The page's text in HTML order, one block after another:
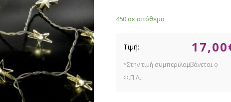
450 σε απόθεμα
17,00